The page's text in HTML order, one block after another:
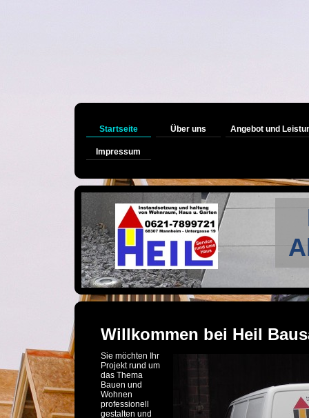
Startseite Über uns Angebot und
Impressum
Willkommen bei Heil
Sie möchten Ihr
Projekt rund um
das Thema
Bauen und
Wohnen
professionell
gestalten und